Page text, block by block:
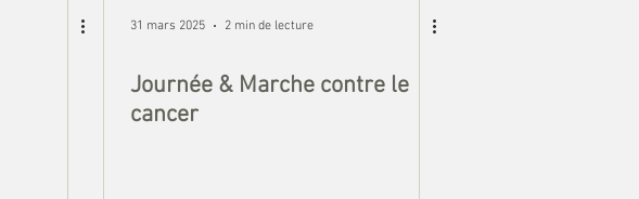
31 mars 2025 2 min de lecture
Journée & Marche contre le
cancer